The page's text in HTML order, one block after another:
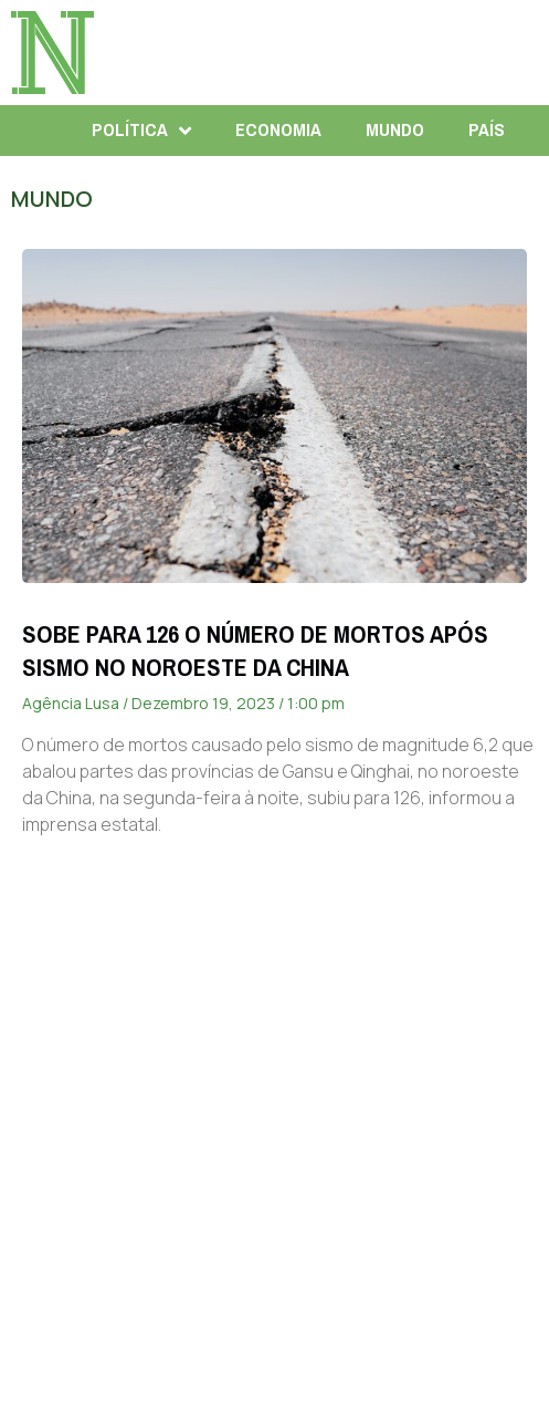
POLÍTICA ECONOMIA MUNDO PAÍS
MUNDO
SOBE PARA 126 O NÚMERO DE MORTOS APÓS
SISMO NO NOROESTE DA CHINA
Agência Lusa Dezembro 19, 2023 1:00 pm
O número de mortos causado pelo sismo de magnitude 6,2 que
abalou partes das províncias de Gansu e Qinghai, no noroeste
da China, na segunda-feira à noite, subiu para 126, informou a
imprensa estatal.